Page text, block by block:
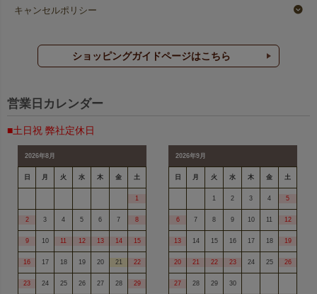
キャンセルポリシー
ショッピングガイドページはこちら
営業日カレンダー
■土日祝 弊社定休日
2026年8月
日 月 火 水 木 金 土
1
2 3 4 5 6 7 8
9 10 11 12 13 14 15
16 17 18 19 20 21 22
23 24 25 26 27 28 29
2026年9月
日 月 火 水 木 金 土
1 2 3 4 5
6 7 8 9 10 11 12
13 14 15 16 17 18 19
20 21 22 23 24 25 26
27 28 29 30